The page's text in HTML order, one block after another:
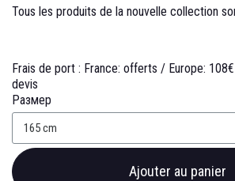
Tous les produits de la nouvelle collection
Frais de port : France: offerts / Europe:
devis
Размер
Ajouter au panier